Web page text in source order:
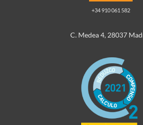
+34 910 061 582
C. Medea 4, 28037